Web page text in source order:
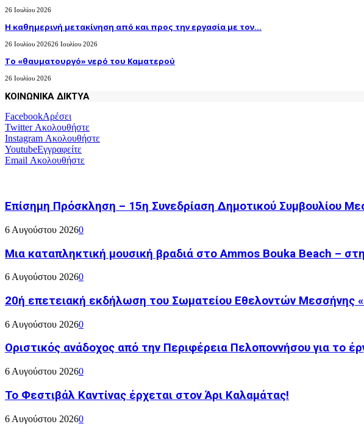
26 Ιουλίου 2026
H καθημερινή μετακίνηση από και προς την εργασία με τον...
26 Ιουλίου 202626 Ιουλίου 2026
Το «θαυματουργό» νερό του Καματερού
26 Ιουλίου 2026
ΚΟΙΝΩΝΙΚΑ ΔΙΚΤΥΑ
FacebookΑρέσει
TwitterΑκολουθήστε
Instagram Ακολουθήστε
YoutubeΕγγραφείτε
Email Ακολουθήστε
Επίσημη Πρόσκληση – 15η Συνεδρίαση Δημοτικού Συμβουλίου
6 Αυγούστου 20260
Μια καταπληκτική μουσική βραδιά στο Ammos Bouka Beach –
6 Αυγούστου 20260
20ή επετειακή εκδήλωση του Σωματείου Εθελοντών Μεσσήνης
6 Αυγούστου 20260
Οριστικός ανάδοχος από την Περιφέρεια Πελοποννήσου για το
6 Αυγούστου 20260
Το Φεστιβάλ Καντίνας έρχεται στον Άρι Καλαμάτας!
6 Αυγούστου 20260